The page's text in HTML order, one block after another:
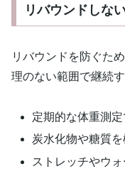
リバウンドしな
リバウンドを防ぐた
理のない範囲で継続
定期的な体重測
炭水化物や糖質
ストレッチやウ